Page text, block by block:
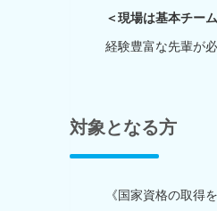
＜現場は基本チー
経験豊富な先輩が
対象となる方
《国家資格の取